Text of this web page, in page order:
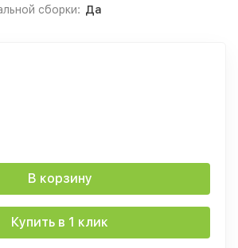
сборки: Да
В корзину
Купить в 1 клик